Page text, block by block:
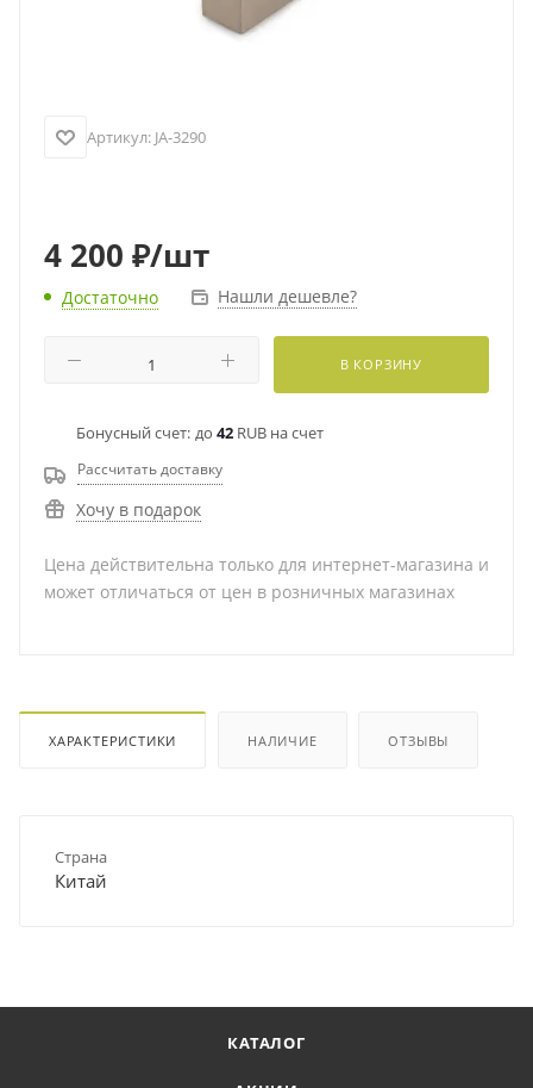
Артикул: JA-3290
4 200 ₽/шт
Достаточно Нашли дешевле?
В КОРЗИНУ
Бонусный счет: до 42 RUB на счет
Рассчитать доставку
Хочу в подарок
Цена действительна только для интернет-магазина и
может отличаться от цен в розничных магазинах
ХАРАКТЕРИСТИКИ НАЛИЧИЕ ОТЗЫВЫ
Страна
Китай
КАТАЛОГ